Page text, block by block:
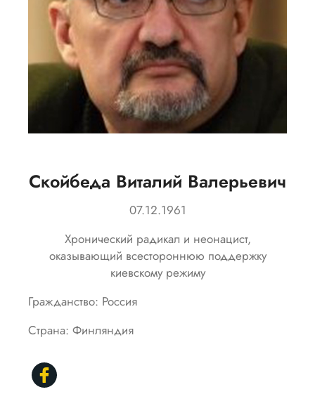
Скойбеда Виталий Валерьевич
07.12.1961
Хронический радикал и неонацист,
оказывающий всестороннюю поддержку
киевскому режиму
Гражданство: Россия
Страна: Финляндия